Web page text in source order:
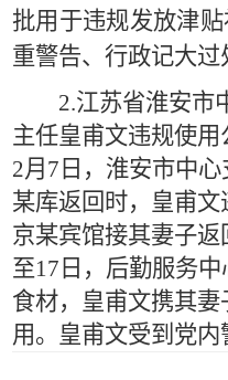
批用于违规发放津
重警告、行政记大过
2.江苏省淮安市
主任皇甫文违规使用
2月 7 日，淮安市中
某库返回时，皇甫
京某宾馆接其妻子返
至17 日，后勤服务
食材，皇甫文携其
用。皇甫文受到党内